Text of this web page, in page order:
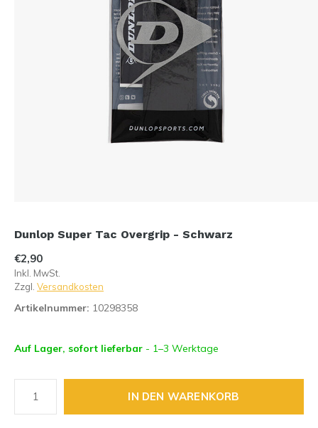
Dunlop Super Tac Overgrip - Schwarz
€2,90
Inkl. MwSt.
Zzgl. Versandkosten
Artikelnummer: 10298358
Auf Lager, sofort lieferbar - 1–3 Werktage
IN DEN WARENKORB